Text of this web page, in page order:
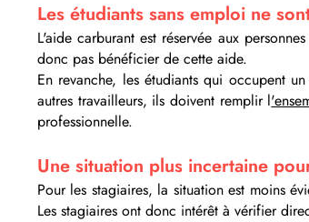
Les étudiants sans emploi ne
L'aide carburant est réservée aux
donc pas bénéficier de cette aide.
En revanche, les étudiants qui occupent
autres travailleurs, ils doivent remplir l
professionnelle.
Une situation plus incertaine
Pour les stagiaires, la situation est moins
Les stagiaires ont donc intérêt à vérifier